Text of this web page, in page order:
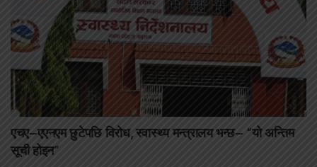
एचए–एएनएम छुटेपछि विरोध, स्वास्थ्य मन्त्रालय भन्छ– “यो अन्तिम
सूची होइन”